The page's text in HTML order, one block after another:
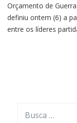
Orçamento de
definiu ontem (6) a
entre os líderes